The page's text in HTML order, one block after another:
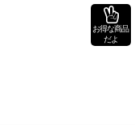
お得な商品
だよ